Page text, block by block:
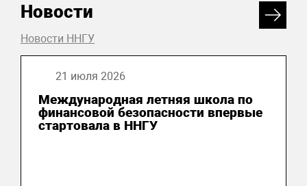
Новости
Новости ННГУ
21 июля 2026
Международная летняя школа по
финансовой безопасности впервые
стартовала в ННГУ